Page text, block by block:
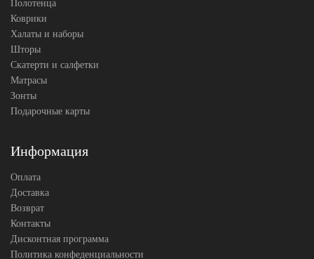
Коврики
Халаты и наборы
Шторы
Скатерти и салфетки
Матрасы
Зонты
Подарочные карты
Информация
Оплата
Доставка
Возврат
Контакты
Дисконтная программа
Политика конфеденциальности